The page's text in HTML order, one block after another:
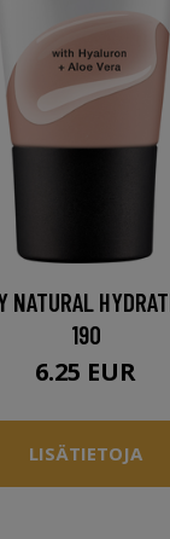
NATURAL
190
6.25 EUR
LISÄTIETOJA